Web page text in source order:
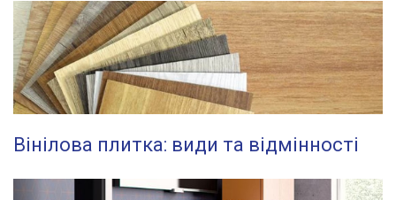
Вінілова плитка: види та відмінності